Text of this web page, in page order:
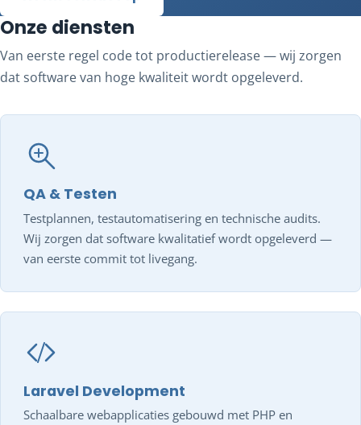
Onze diensten
Van eerste regel code tot productierelease — wij zorgen
dat software van hoge kwaliteit wordt opgeleverd.
QA & Testen
Testplannen, testautomatisering en technische audits.
Wij zorgen dat software kwalitatief wordt opgeleverd —
van eerste commit tot livegang.
Laravel Development
Schaalbare webapplicaties gebouwd met PHP en